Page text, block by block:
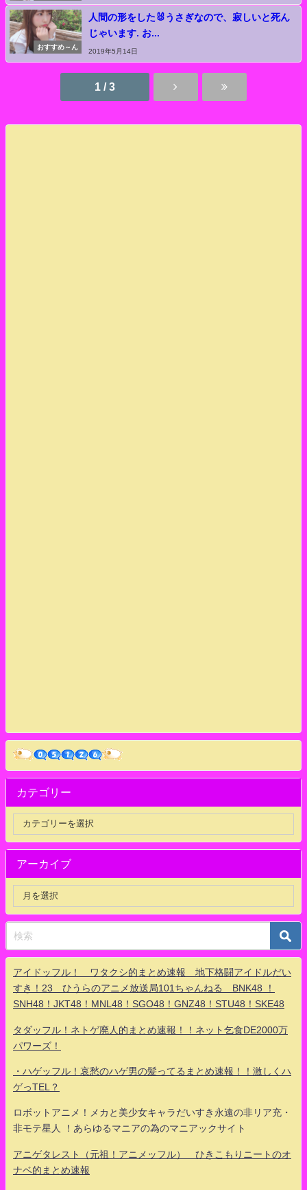
おすすめ～ん
人間の形をした🐰うさぎなので、寂しいと死ん
じゃいます. お...
2019年5月14日
1 / 3
カテゴリー
アーカイブ
アイドッフル！ ワタクシ的まとめ速報 地下格闘アイドルだい
すき！23 ひうらのアニメ放送局101ちゃんねる BNK48 ！
SNH48！JKT48！MNL48！SGO48！GNZ48！STU48！SKE48
タダッフル！ネトゲ廃人的まとめ速報！！ネット乞食DE2000万
パワーズ！
・ハゲッフル！哀愁のハゲ男の髪ってるまとめ速報！！激しくハ
ゲっTEL？
ロボットアニメ！メカと美少女キャラだいすき永遠の非リア充・
非モテ星人 ！あらゆるマニアの為のマニアックサイト
アニゲタレスト（元祖！アニメッフル） ひきこもりニートのオ
ナベ的まとめ速報